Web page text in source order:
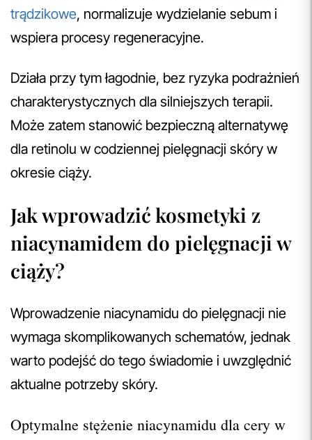
trądzikowe, normalizuje wydzielanie sebum i
wspiera procesy regeneracyjne.
Działa przy tym łagodnie, bez ryzyka podrażnień
charakterystycznych dla silniejszych terapii.
Może zatem stanowić bezpieczną alternatywę
dla retinolu w codziennej pielęgnacji skóry w
okresie ciąży.
Jak wprowadzić kosmetyki z
niacynamidem do pielęgnacji w
ciąży?
Wprowadzenie niacynamidu do pielęgnacji nie
wymaga skomplikowanych schematów, jednak
warto podejść do tego świadomie i uwzględnić
aktualne potrzeby skóry.
Optymalne stężenie niacynamidu dla cery w